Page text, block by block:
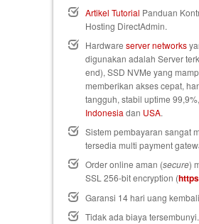
Artikel Tutorial Panduan
Hosting DirectAdmin.
Hardware server networks
digunakan adalah Server
end), SSD NVMe yang
memberikan akses cepat,
tangguh, stabil uptime
Indonesia dan USA.
Sistem pembayaran sangat
tersedia multi payment
Order online aman (secure)
SSL 256-bit encryption (https
Garansi 14 hari uang kembali
Tidak ada biaya tersembunyi.